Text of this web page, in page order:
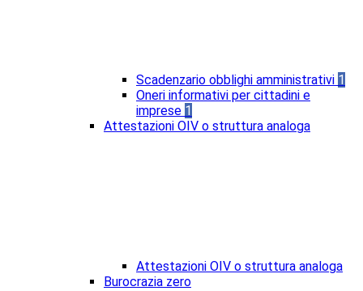
Scadenzario obblighi amministrativi 1
Oneri informativi per cittadini e
imprese 1
Attestazioni OIV o struttura analoga
Attestazioni OIV o struttura analoga
Burocrazia zero